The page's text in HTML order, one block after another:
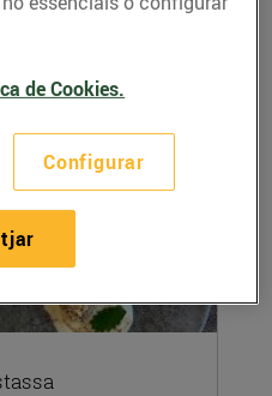
16 ous de guatlla
cebes de...
de Cookies.
Configurar